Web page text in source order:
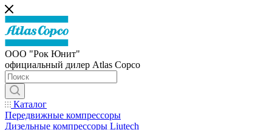
ООО "Рок Юнит"
официальный дилер Atlas Copco
Каталог
Передвижные компрессоры
Дизельные компрессоры Liutech